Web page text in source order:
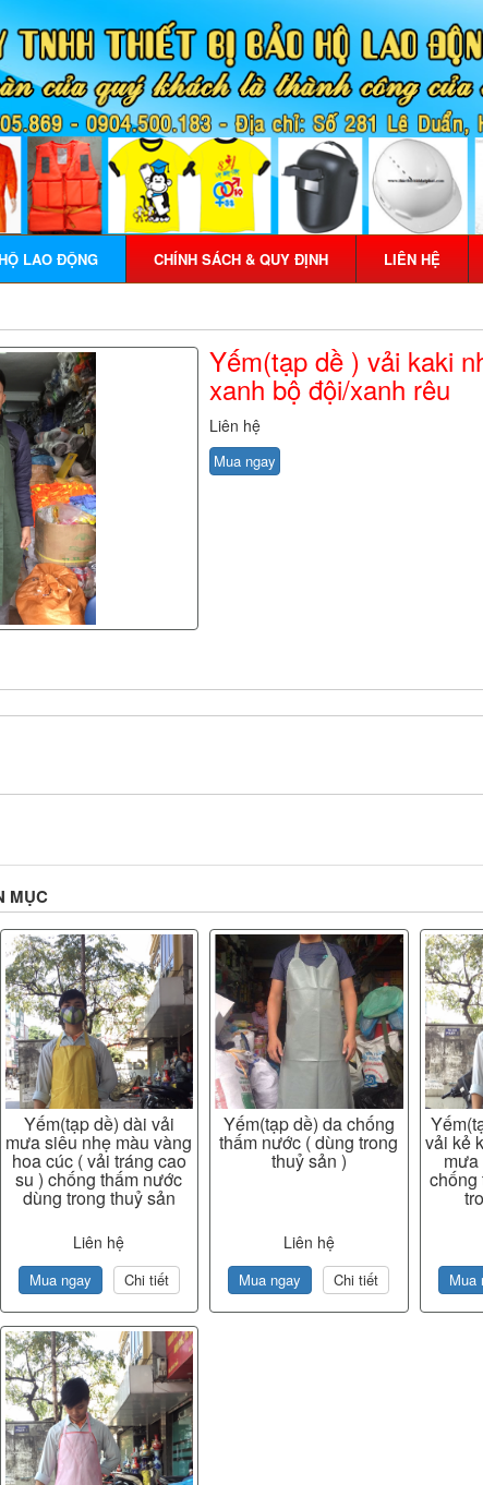
LAO ĐỘNG CHÍNH SÁCH & QUY ĐỊNH LIÊN HỆ
Yếm(tạp dề ) vải kaki
xanh bộ đội/xanh rêu
Liên hệ
Mua ngay
MỤC
Yếm(tạp dề) dài vải
mưa siêu nhẹ màu vàng
hoa cúc ( vải tráng cao
su ) chống thấm nước
dùng trong thuỷ sản
Liên hệ
Mua ngay Chi tiết
Yếm(tạp dề) da chống
thấm nước ( dùng trong
thuỷ sản )
Liên hệ
Mua ngay Chi tiết
vải kẻ
chống
Mua